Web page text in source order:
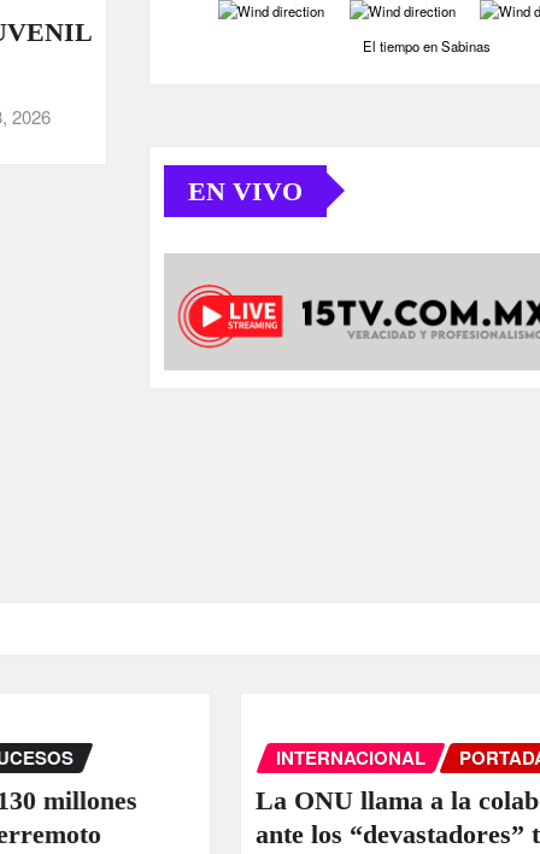
2026
-
-
-
El tiempo en Sabinas
EN VIVO
INTERNACIONAL PORTADA
La ONU llama a la colaboración
ante los “devastadores”